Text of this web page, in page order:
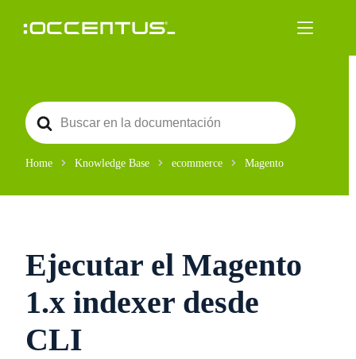
contenido
S
e
a
c
Home Knowledge Base ecommerce Magento
Ejecutar el Magento
1.x indexer desde
CLI